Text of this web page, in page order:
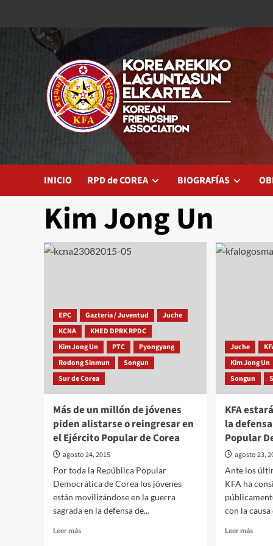
contenido
INICIO RPD de COREA BIOGRAFÍAS
Kim Jong Un
EPC Gazteria / Juventud
Juche
KCNA
KHED DPRK RPDC
Kim Jong Un
PTC
Pyongyang
Rodong Sinmun
Songun
Sur de Corea
Más de un millón de jóvenes
piden alistarse o reingresar en
el Ejército Popular de Corea
agosto 24, 2015
Por toda la República Popular
Democrática de Corea los jóvenes
están movilizándose en la guerra
sagrada en la defensa de...
Leer másLeer
Juche
Kim Jong Un
Songun
KFA
la
Popular
agosto 23,
Ante los
KFA ha
con la
Leer másLeer